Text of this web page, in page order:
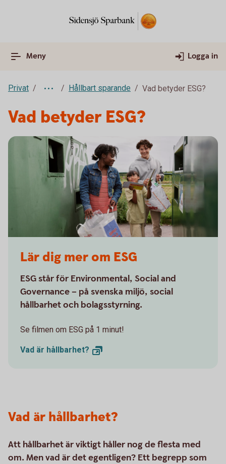
Meny Logga in
Privat Hållbart sparande Vad betyder ESG?
Vad betyder ESG?
Lär dig mer om ESG
ESG står för Environmental, Social and
Governance – på svenska miljö, social
hållbarhet och bolagsstyrning.
Se filmen om ESG på 1 minut!
Vad är hållbarhet?
Vad är hållbarhet?
Att hållbarhet är viktigt håller nog de flesta med
om. Men vad är det egentligen? Ett begrepp som